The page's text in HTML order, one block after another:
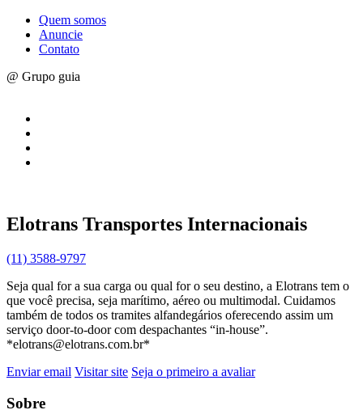
Quem somos
Anuncie
Contato
@ Grupo guia
Elotrans Transportes Internacionais
(11) 3588-9797
Seja qual for a sua carga ou qual for o seu destino, a Elotrans tem o
que você precisa, seja marítimo, aéreo ou multimodal. Cuidamos
também de todos os tramites alfandegários oferecendo assim um
serviço door-to-door com despachantes “in-house”.
*elotrans@elotrans.com.br*
Enviar email Visitar site Seja o primeiro a avaliar
Sobre